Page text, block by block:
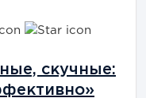
скучные: